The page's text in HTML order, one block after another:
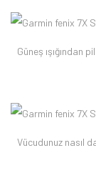
Güneş ışığından
Vücudunuz nasıl